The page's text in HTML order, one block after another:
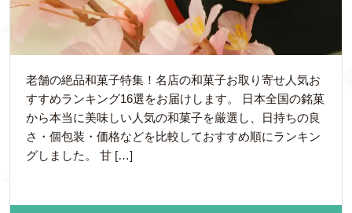
老舗の絶品和菓子特集！名店の和菓子お取り寄せ人気お
すすめランキング16選をお届けします。 日本全国の銘菓
から本当に美味しい人気の和菓子を厳選し、日持ちの良
さ・個包装・価格などを比較しておすすめ順にランキン
グしました。 甘 […]